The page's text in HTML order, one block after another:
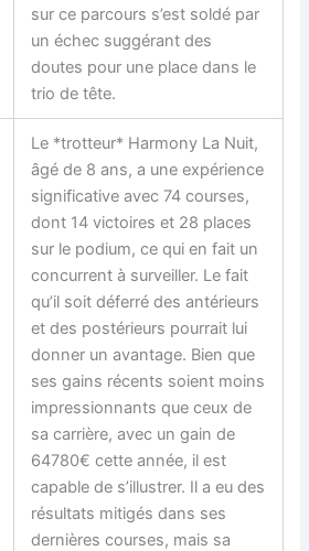
sur ce parcours s’est soldé par
un échec suggérant des
doutes pour une place dans le
trio de tête.
Le *trotteur* Harmony La Nuit,
âgé de 8 ans, a une expérience
significative avec 74 courses,
dont 14 victoires et 28 places
sur le podium, ce qui en fait un
concurrent à surveiller. Le fait
qu’il soit déferré des antérieurs
et des postérieurs pourrait lui
donner un avantage. Bien que
ses gains récents soient moins
impressionnants que ceux de
sa carrière, avec un gain de
64780€ cette année, il est
capable de s’illustrer. Il a eu des
résultats mitigés dans ses
dernières courses, mais sa